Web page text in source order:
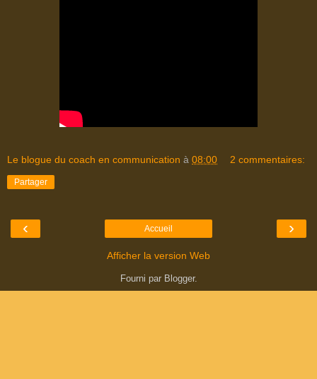
Le blogue du coach en communication à 08:00 2 commentaires:
Partager
‹ ›
Accueil
Afficher la version Web
Fourni par Blogger.